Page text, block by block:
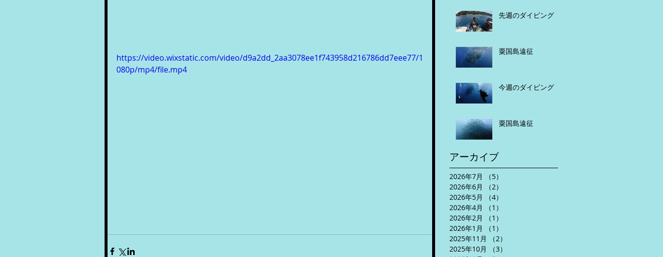
https://video.wixstatic.com/video/d9a2dd_2aa3078ee1f743958d216786dd7eee77/1
080p/mp4/file.mp4
先週のダイビング
粟国島遠征
今週のダイビング
粟国島遠征
アーカイブ
2026年7月 （5）
2026年6月
（2）
2026年5月
（4）
2026年4月
（1）
2026年2月
（1）
2026年1月
（1）
2025年11月
（2）
2025年10月
（3）